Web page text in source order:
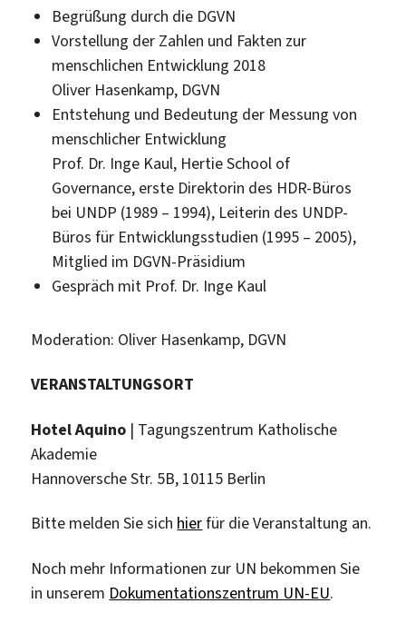
Begrüßung durch die DGVN
Vorstellung der Zahlen und Fakten zur
menschlichen Entwicklung 2018
Oliver Hasenkamp, DGVN
Entstehung und Bedeutung der Messung von
menschlicher Entwicklung
Prof. Dr. Inge Kaul, Hertie School of
Governance, erste Direktorin des HDR-Büros
bei UNDP (1989 – 1994), Leiterin des UNDP-
Büros für Entwicklungsstudien (1995 – 2005),
Mitglied im DGVN-Präsidium
Gespräch mit Prof. Dr. Inge Kaul
Moderation: Oliver Hasenkamp, DGVN
VERANSTALTUNGSORT
Hotel Aquino | Tagungszentrum Katholische
Akademie
Hannoversche Str. 5B, 10115 Berlin
Bitte melden Sie sich hierfür die Veranstaltung an.
Noch mehr Informationen zur UN bekommen Sie
in unserem Dokumentationszentrum UN-EU.